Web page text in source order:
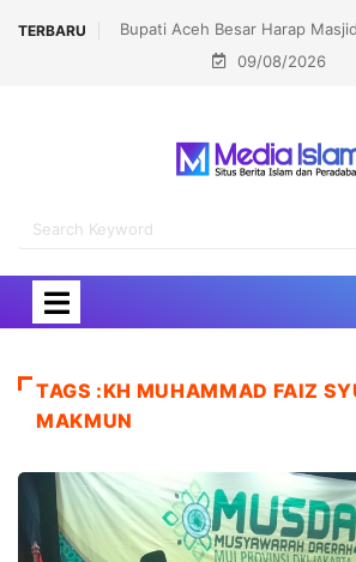
TERBARU
Bupati Aceh Besar Harap
Pusat
09/08/2026
TAGS :KH MUHAMMAD FAIZ
MAKMUN